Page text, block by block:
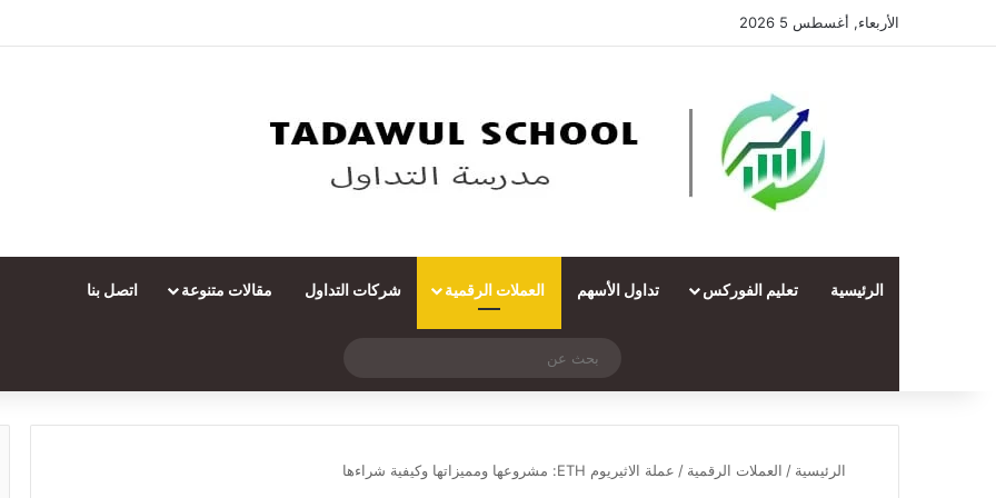
الأربعاء, أغسطس 5 2026
الرئيسية تعليم الفوركس تداول الأسهم العملات الرقمية شركات التداول مقالات متنوعة اتصل بنا
تسجيل الدخول
مقال عشوائي
عن
الرئيسية / العملات الرقمية / عملة الاثيريوم ETH: مشروعها ومميزاتها وكيفية شراءها